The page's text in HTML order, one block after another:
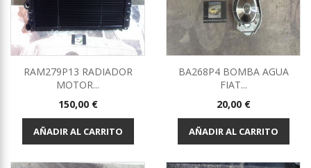
RAM279P13 RADIADOR
MOTOR...
Precio
150,00 €
AÑADIR AL CARRITO
BA268P4 BOMBA AGUA
FIAT...
Precio
20,00 €
AÑADIR AL CARRITO